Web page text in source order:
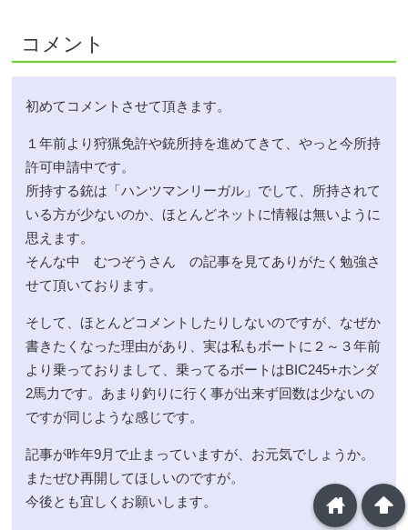
コメント
初めてコメントさせて頂きます。
１年前より狩猟免許や銃所持を進めてきて、やっと今所持
許可申請中です。
所持する銃は「ハンツマンリーガル」でして、所持されて
いる方が少ないのか、ほとんどネットに情報は無いように
思えます。
そんな中 むつぞうさん の記事を見てありがたく勉強さ
せて頂いております。
そして、ほとんどコメントしたりしないのですが、なぜか
書きたくなった理由があり、実は私もボートに２～３年前
より乗っておりまして、乗ってるボートはBIC245+ホンダ
2馬力です。あまり釣りに行く事が出来ず回数は少ないの
ですが同じような感じです。
記事が昨年9月で止まっていますが、お元気でしょうか。
またぜひ再開してほしいのですが。
今後とも宜しくお願いします。
arrowup
home